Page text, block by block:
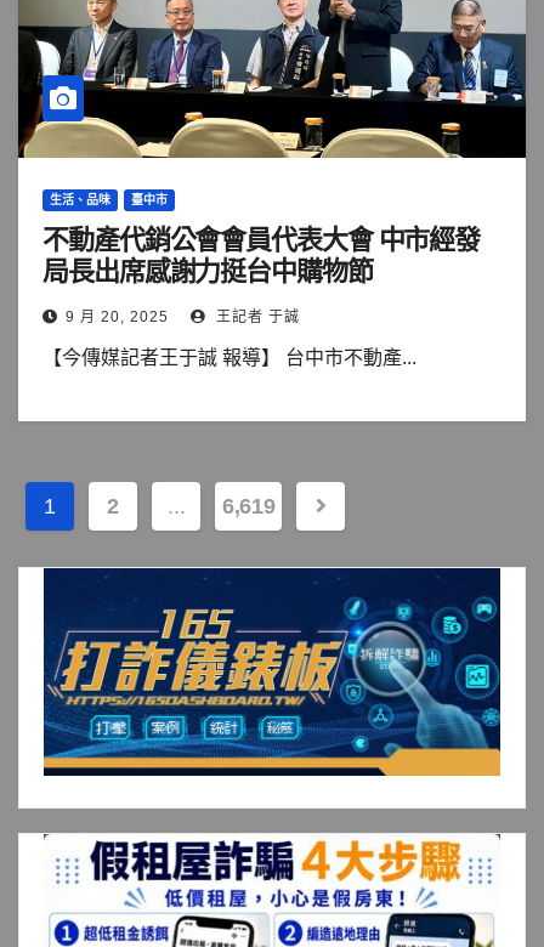
生活、品味 臺中市
不動產代銷公會會員代表大會 中市經發
局長出席感謝力挺台中購物節
9 月 20, 2025 王記者 于誠
【今傳媒記者王于誠 報導】 台中市不動產...
文
章
頁
1 2 ... 6,619